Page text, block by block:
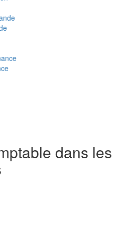
dans les